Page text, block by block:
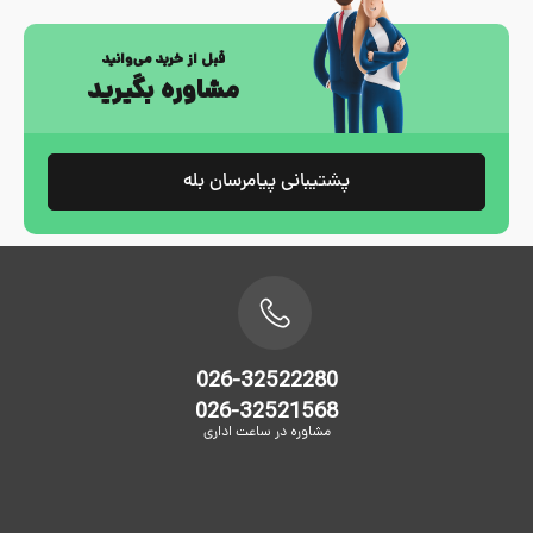
قبل از خرید می‌وانید
مشاوره بگیرید
پشتیبانی پیامرسان بله
026-32522280
026-32521568
مشاوره در ساعت اداری